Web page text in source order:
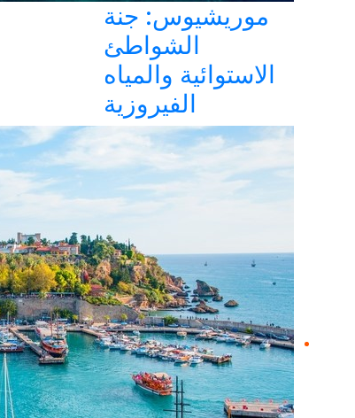
موريشيوس: جنة
الشواطئ
الاستوائية والمياه
الفيروزية